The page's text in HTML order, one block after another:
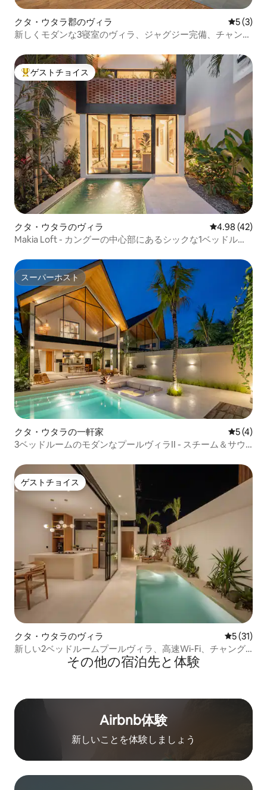
クタ・ウタラ郡のヴィラ レビュー
5 (3)
新しくモダンな3寝室のヴィラ、ジャグジー完備、チャング
大好評のゲストチョイスです。
ゲストチョイス
クタ・ウタラのヴィラ レビュー42
4.98 (42)
Makia Loft - カングーの中心部にあるシックな1ベッドルー
スーパーホスト
スーパーホスト
クタ・ウタラの一軒家 レビュー
5 (4)
3ベッドルームのモダンなプールヴィラII - スチーム＆サウ
ゲストチョイス
ゲストチョイス
クタ・ウタラのヴィラ レビュー
5 (31)
新しい2ベッドルームプールヴィラ、高速Wi-Fi、チャング
その他の宿⁠泊⁠先と体⁠験
Airbnb体験
新しいことを体験しましょう